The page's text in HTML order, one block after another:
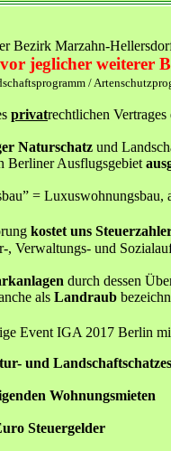
Bezirk Marzahn-
jeglicher weiterer
/
privatrechtlichen
Naturschatzund
Berliner Ausflugsgebiet
=
kostet uns
, Verwaltungs- und
durch dessen
als Landraub
Event IGA 2017 Berlin
und Landschaftschatzes
Wohnungsmieten
Steuergelder